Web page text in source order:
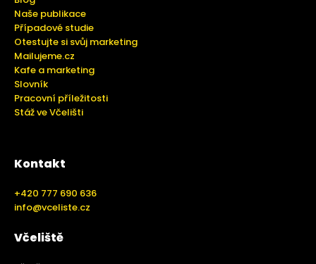
Naše publikace
Případové studie
Otestujte si svůj marketing
Mailujeme.cz
Kafe a marketing
Slovník
Pracovní příležitosti
Stáž ve Včelišti
Kontakt
+420 777 690 636
info@vceliste.cz
Včeliště